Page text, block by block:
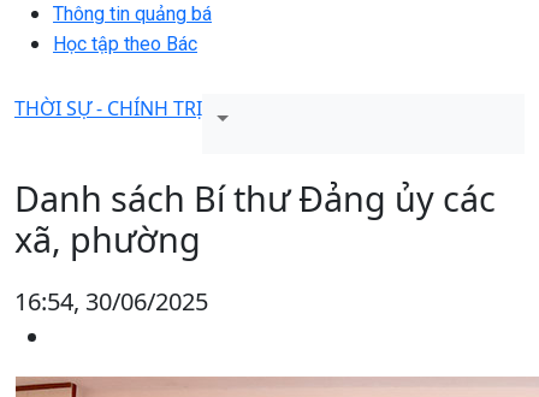
Thông tin quảng bá
Học tập theo Bác
THỜI SỰ - CHÍNH TRỊ
Danh sách Bí thư Đảng ủy các
xã, phường
16:54, 30/06/2025